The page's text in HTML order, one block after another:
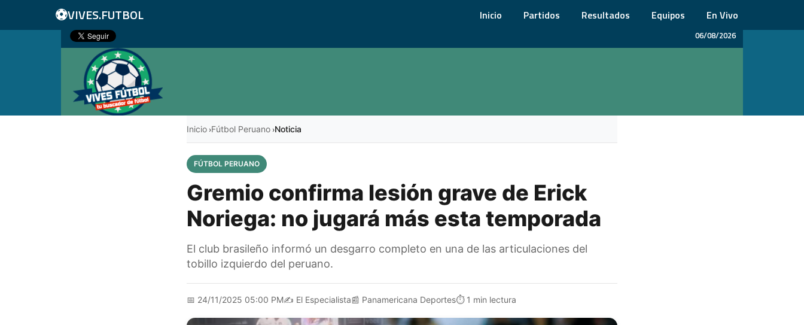
⚽VIVES.FUTBOL Inicio Partidos Resultados Equipos En Vivo
06/08/2026
Inicio ›Fútbol Peruano ›Noticia
FÚTBOL PERUANO
Gremio confirma lesión grave de Erick
Noriega: no jugará más esta temporada
El club brasileño informó un desgarro completo en una de las articulaciones del
tobillo izquierdo del peruano.
📅 24/11/2025 05:00 PM✍️ El Especialista📰 Panamericana Deportes⏱️ 1 min lectura